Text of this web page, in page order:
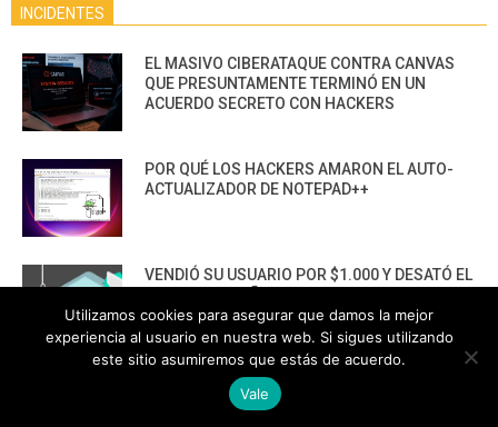
INCIDENTES
EL MASIVO CIBERATAQUE CONTRA CANVAS
QUE PRESUNTAMENTE TERMINÓ EN UN
ACUERDO SECRETO CON HACKERS
POR QUÉ LOS HACKERS AMARON EL AUTO-
ACTUALIZADOR DE NOTEPAD++
VENDIÓ SU USUARIO POR $1.000 Y DESATÓ EL
¡TRAICIÓN INTERNA! AGENTES DE SOPORTE
DE COINBASE HACKEARON DATOS DE
Utilizamos cookies para asegurar que damos la mejor
experiencia al usuario en nuestra web. Si sigues utilizando
este sitio asumiremos que estás de acuerdo.
Vale